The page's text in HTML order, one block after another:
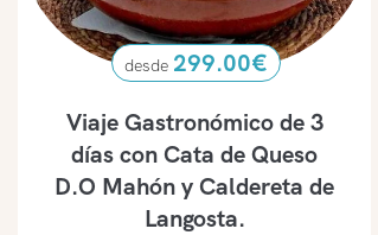
Viaje Gastronómico de 3
días con Cata de Queso
D.O Mahón y Caldereta de
Langosta.
299.00€